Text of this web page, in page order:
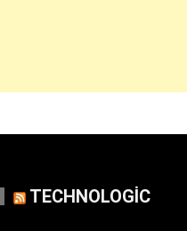
TECHNOLOGIC